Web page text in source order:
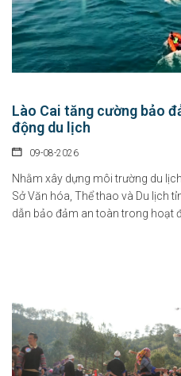
Lào Cai tăng cường bảo
động du lịch
09-08-2026
Nhằm xây dựng môi trường du
Sở Văn hóa, Thể thao và Du lịch
dẫn bảo đảm an toàn trong hoạt